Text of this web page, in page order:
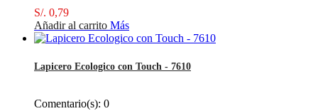
S/. 0,79
Añadir al carrito Más
Lapicero Ecologico con Touch - 7610
Comentario(s): 0